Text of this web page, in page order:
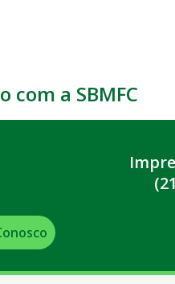
com a SBMFC